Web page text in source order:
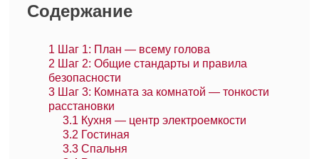
Содержание
1 Шаг 1: План — всему голова
2 Шаг 2: Общие стандарты и правила
безопасности
3 Шаг 3: Комната за комнатой — тонкости
расстановки
3.1 Кухня — центр электроемкости
3.2 Гостиная
3.3 Спальня